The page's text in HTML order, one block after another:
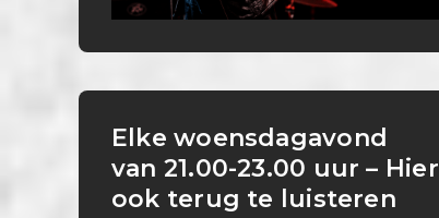
Elke woensdagavond
van 21.00-23.00 uur – Hier
ook terug te luisteren